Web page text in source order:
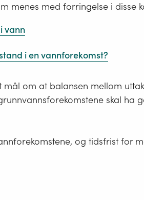
menes med forringelse i disse
vann
i en vannforekomst?
mål om at balansen mellom
skal ha
og tidsfrist for